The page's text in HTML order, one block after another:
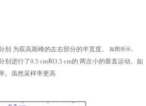
别 为双高斯峰的左右部分的半宽度。 如图所示。
进行了0.5 cm和3.5 cm的 两次小的垂直运动。如
。虽然采样率更高